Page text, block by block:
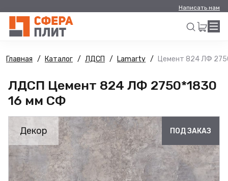
Написать нам
Искать
Главная Каталог ЛДСП Lamarty Цемент 824 ЛФ
ЛДСП Цемент 824 ЛФ 2750*1830
16 мм СФ
Декор ПОД ЗАКАЗ